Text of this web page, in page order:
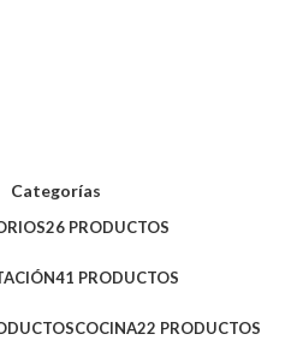
Categorías
26 PRODUCTOS
41 PRODUCTOS
COCINA22 PRODUCTOS